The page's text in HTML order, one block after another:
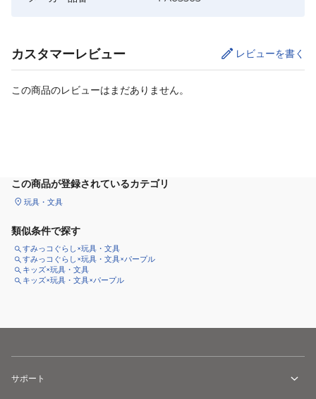
カスタマーレビュー レビューを書く
この商品のレビューはまだありません。
この商品が登録されているカテゴリ
玩具・文具
類似条件で探す
すみっコぐらし×玩具・文具
すみっコぐらし×玩具・文具×パープル
キッズ×玩具・文具
キッズ×玩具・文具×パープル
サポート